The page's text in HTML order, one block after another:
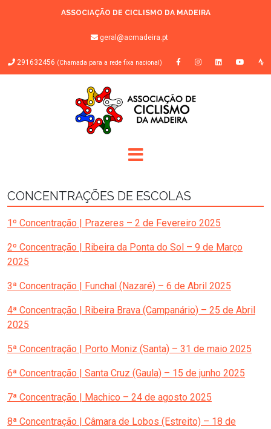
ASSOCIAÇÃO DE CICLISMO DA MADEIRA
geral@acmadeira.pt
291632456 (Chamada para a rede fixa nacional)
CONCENTRAÇÕES DE ESCOLAS
1º Concentração | Prazeres – 2 de Fevereiro 2025
2º Concentração | Ribeira da Ponta do Sol – 9 de Março
2025
3ª Concentração | Funchal (Nazaré) – 6 de Abril 2025
4ª Concentração | Ribeira Brava (Campanário) – 25 de Abril
2025
5ª Concentração | Porto Moniz (Santa) – 31 de maio 2025
6ª Concentração | Santa Cruz (Gaula) – 15 de junho 2025
7ª Concentração | Machico – 24 de agosto 2025
8ª Concentração | Câmara de Lobos (Estreito) – 18 de